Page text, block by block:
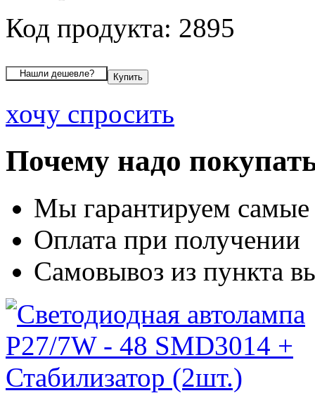
Код продукта: 2895
хочу спросить
Почему надо
Мы гарантируем
Оплата при получении
Самовывоз из пункта